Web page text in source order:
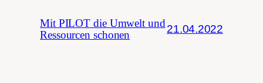
Mit PILOT die Umwelt und
Ressourcen schonen
21.04.2022